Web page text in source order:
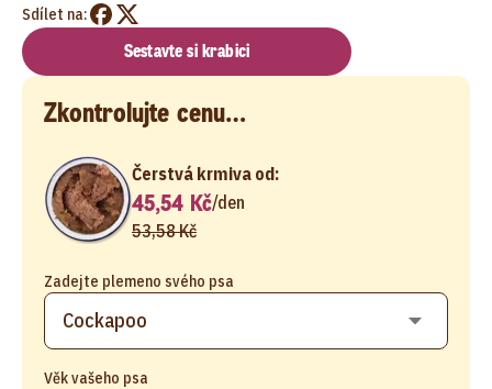
Sdílet na:
Sestavte si krabici
Zkontrolujte cenu…
Zadejte plemeno svého psa
Věk vašeho psa
Čerstvá krmiva od:
45,54 Kč/den
53,58 Kč